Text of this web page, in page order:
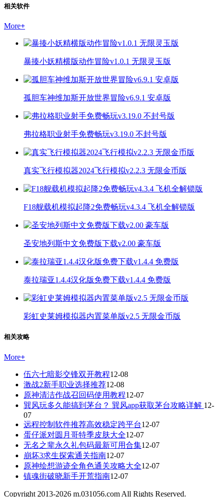
相关软件
More+
暴揍小妖精横版动作冒险v1.0.1 无限灵玉版
孤胆车神维加斯开放世界冒险v6.9.1 安卓版
弗拉格职业射手免费畅玩v3.19.0 不封号版
真实飞行模拟器2024飞行模拟v2.2.3 无限金币版
F18舰载机模拟起降2免费畅玩v4.3.4 飞机全解锁版
圣安地列斯中文免费版下载v2.00 豪车版
泰拉瑞亚1.4.4汉化版免费下载v1.4.4 免费版
彩虹史莱姆模拟器内置菜单版v2.5 无限金币版
相关攻略
More+
伍六七暗影交锋双开教程12-08
激战2新手职业选择推荐12-08
原神清洁作战召回码使用教程12-07
巽风玩多久能搞到茅台？ 巽风app获取茅台攻略详解 12-
07
远程控制软件推荐高效稳定跨平台12-07
蛋仔派对圆月哥特季皮肤大全12-07
无名之辈永久礼包码最新可用合集12-07
崩坏3求生探索通关指南12-07
原神绘想游迹全角色通关攻略大全12-07
镇魂街破晓新手开荒指南12-07
Copyright 2013-2026 m.031056.com All Rights Reserved.